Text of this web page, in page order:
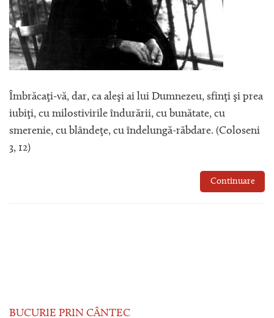
Îmbrăcaţi-vă, dar, ca aleşi ai lui Dumnezeu, sfinţi şi prea
iubiţi, cu milostivirile îndurării, cu bunătate, cu
smerenie, cu blândeţe, cu îndelungă-răbdare. (Coloseni
3, 12)
Continuare
BUCURIE PRIN CÂNTEC